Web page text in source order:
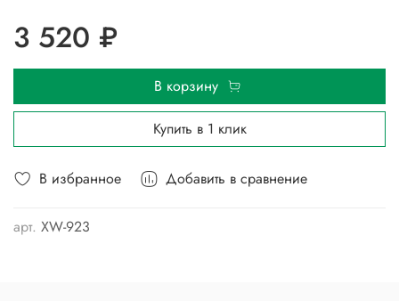
В избранное Добавить в сравнение
арт. XW-923
3 520 ₽
В корзину
Купить в 1 клик